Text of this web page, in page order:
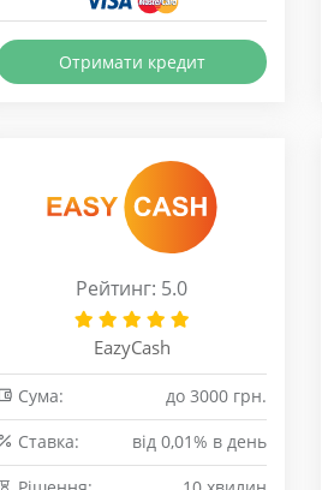
Отримати кредит
Рейтинг: 5.0
EazyCash
Сума:
до 3000 грн.
Cтавка:
від 0,01% в день